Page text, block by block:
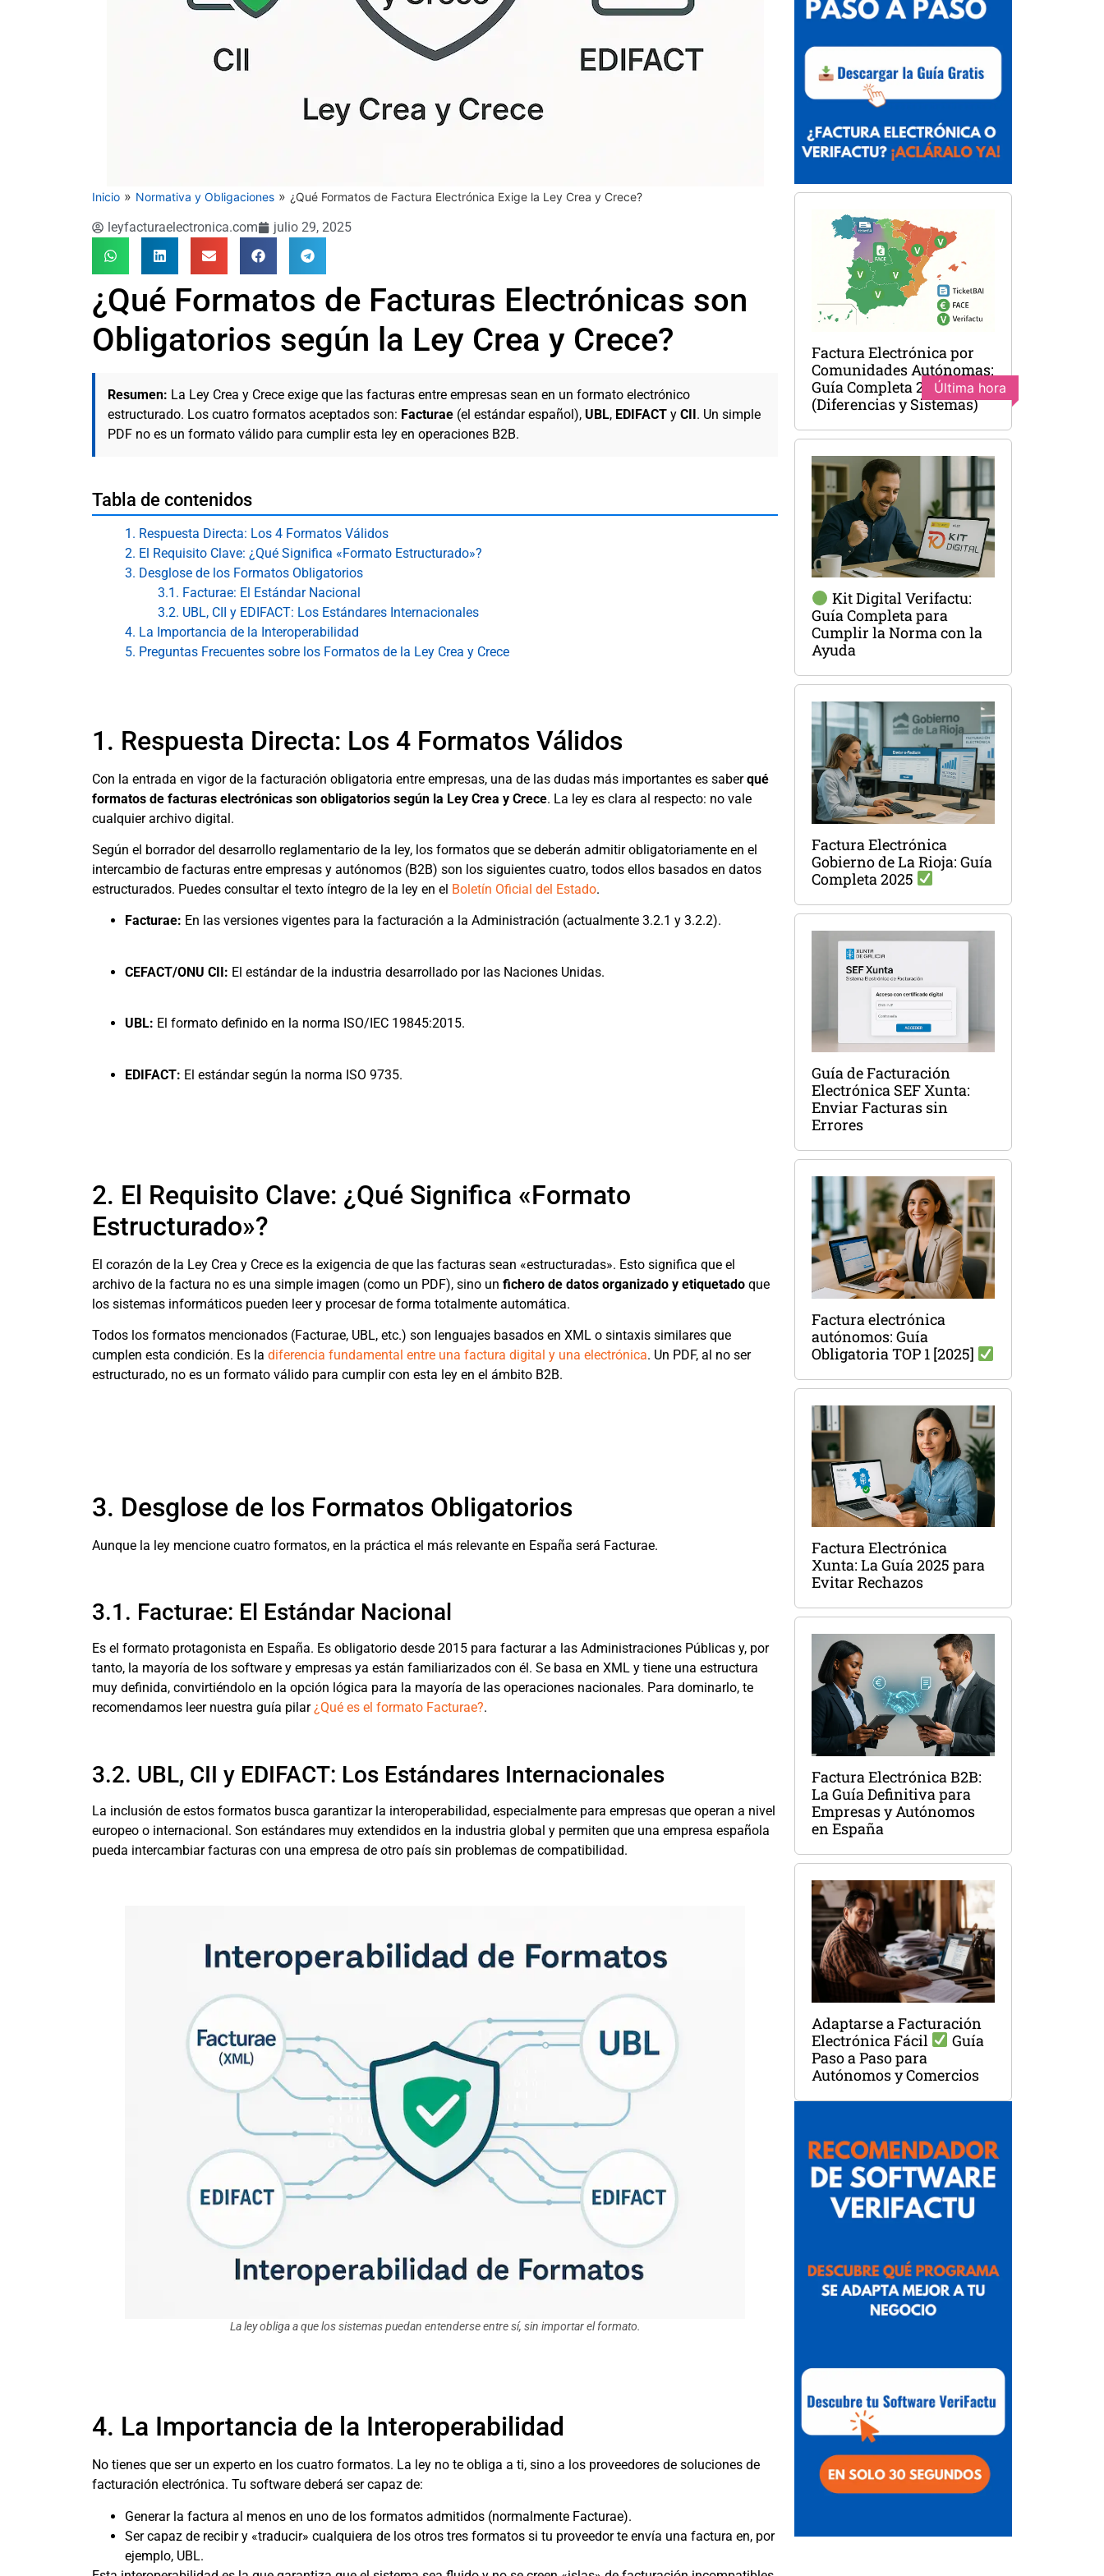
Inicio » Normativa y Obligaciones » ¿Qué Formatos de Factura Electrónica Exige la Ley Crea y Crece?
leyfacturaelectronica.com julio 29, 2025
¿Qué Formatos de Facturas Electrónicas son
Obligatorios según la Ley Crea y Crece?
Resumen: La Ley Crea y Crece exige que las facturas entre empresas sean en un formato electrónico
estructurado. Los cuatro formatos aceptados son: Facturae (el estándar español), UBL, EDIFACT y CII . Un simple
PDF no es un formato válido para cumplir esta ley en operaciones B2B.
Tabla de contenidos
1. Respuesta Directa: Los 4 Formatos Válidos
2. El Requisito Clave: ¿Qué Significa «Formato Estructurado»?
3. Desglose de los Formatos Obligatorios
3.1. Facturae: El Estándar Nacional
3.2. UBL, CII y EDIFACT: Los Estándares Internacionales
4. La Importancia de la Interoperabilidad
5. Preguntas Frecuentes sobre los Formatos de la Ley Crea y Crece
1. Respuesta Directa: Los 4 Formatos Válidos
Con la entrada en vigor de la facturación obligatoria entre empresas, una de las dudas más importantes es saberqué
formatos de facturas electrónicas son obligatorios según la Ley Crea y Crece. La ley es clara al respecto: no vale
cualquier archivo digital.
Según el borrador del desarrollo reglamentario de la ley, los formatos que se deberán admitir obligatoriamente en el
intercambio de facturas entre empresas y autónomos (B2B) son los siguientes cuatro, todos ellos basados en datos
estructurados. Puedes consultar el texto íntegro de la ley en el Boletín Oficial del Estado.
Facturae: En las versiones vigentes para la facturación a la Administración (actualmente 3.2.1 y 3.2.2).
CEFACT/ONU CII: El estándar de la industria desarrollado por las Naciones Unidas.
UBL: El formato definido en la norma ISO/IEC 19845:2015.
EDIFACT: El estándar según la norma ISO 9735.
2. El Requisito Clave: ¿Qué Significa «Formato
Estructurado»?
El corazón de la Ley Crea y Crece es la exigencia de que las facturas sean «estructuradas». Esto significa que el
archivo de la factura no es una simple imagen (como un PDF), sino un fichero de datos organizado y etiquetado que
los sistemas informáticos pueden leer y procesar de forma totalmente automática.
Todos los formatos mencionados (Facturae, UBL, etc.) son lenguajes basados en XML o sintaxis similares que
cumplen esta condición. Es la diferencia fundamental entre una factura digital y una electrónica. Un PDF, al no ser
estructurado, no es un formato válido para cumplir con esta ley en el ámbito B2B.
3. Desglose de los Formatos Obligatorios
Aunque la ley mencione cuatro formatos, en la práctica el más relevante en España será Facturae.
3.1. Facturae: El Estándar Nacional
Es el formato protagonista en España. Es obligatorio desde 2015 para facturar a las Administraciones Públicas y, por
tanto, la mayoría de los software y empresas ya están familiarizados con él. Se basa en XML y tiene una estructura
muy definida, convirtiéndolo en la opción lógica para la mayoría de las operaciones nacionales. Para dominarlo, te
recomendamos leer nuestra guía pilar¿Qué es el formato Facturae?.
3.2. UBL, CII y EDIFACT: Los Estándares Internacionales
La inclusión de estos formatos busca garantizar la interoperabilidad, especialmente para empresas que operan a nivel
europeo o internacional. Son estándares muy extendidos en la industria global y permiten que una empresa española
pueda intercambiar facturas con una empresa de otro país sin problemas de compatibilidad.
La ley obliga a que los sistemas puedan entenderse entre sí, sin importar el formato.
4. La Importancia de la Interoperabilidad
No tienes que ser un experto en los cuatro formatos. La ley no te obliga a ti, sino a los proveedores de soluciones de
facturación electrónica. Tu software deberá ser capaz de:
Generar la factura al menos en uno de los formatos admitidos (normalmente Facturae).
Ser capaz de recibir y «traducir» cualquiera de los otros tres formatos si tu proveedor te envía una factura en, por
ejemplo, UBL.
Última hora
Factura Electrónica por
Comunidades Autónomas:
Guía Completa 2025
(Diferencias y Sistemas)
Kit Digital Verifactu:
Guía Completa para
Cumplir la Norma con la
Ayuda
Factura Electrónica
Gobierno de La Rioja: Guía
Completa 2025
Guía de Facturación
Electrónica SEF Xunta:
Enviar Facturas sin
Errores
Factura electrónica
autónomos: Guía
Obligatoria TOP 1 [2025]
Factura Electrónica
Xunta: La Guía 2025 para
Evitar Rechazos
Factura Electrónica B2B:
La Guía Definitiva para
Empresas y Autónomos
en España
Adaptarse a Facturación
Electrónica Fácil
Guía
Paso a Paso para
Autónomos y Comercios